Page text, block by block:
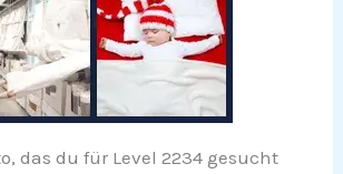
das du für Level 2234 gesucht